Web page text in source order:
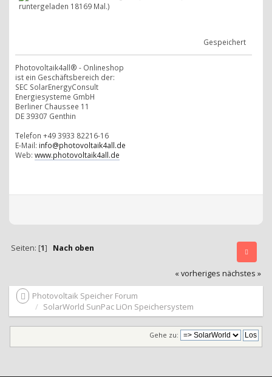
runtergeladen 18169 Mal.)
Gespeichert
Photovoltaik4all® - Onlineshop
ist ein Geschäftsbereich der:
SEC SolarEnergyConsult
Energiesysteme GmbH
Berliner Chaussee 11
DE 39307 Genthin
Telefon +49 3933 82216-16
E-Mail: info@photovoltaik4all.de
Web: www.photovoltaik4all.de
Seiten: [1] Nach oben
« vorheriges nächstes »
Photovoltaik Speicher Forum
SolarWorld SunPac LiOn Speichersystem
Gehe zu: